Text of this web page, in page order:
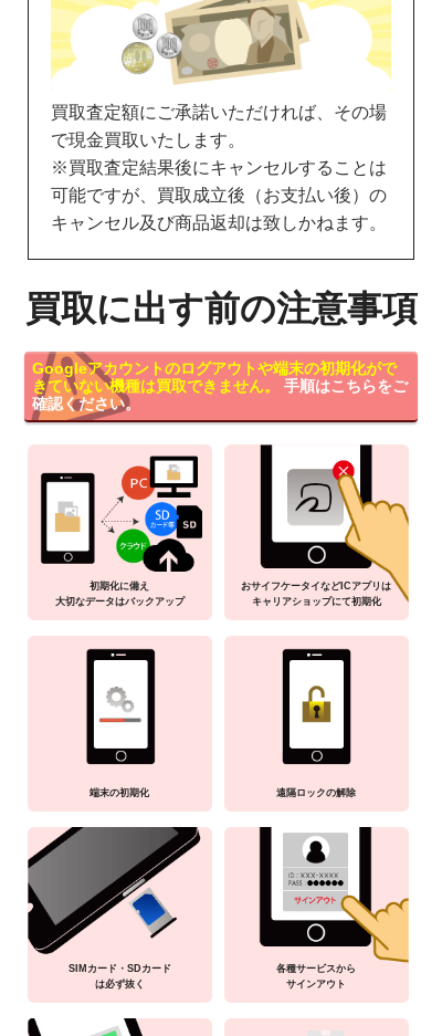
買取査定額にご承諾いただければ、その場
で現金買取いたします。
※買取査定結果後にキャンセルすることは
可能ですが、買取成立後（お支払い後）の
キャンセル及び商品返却は致しかねます。
買取に出す前の注意事項
Googleアカウントのログアウトや端末の初期化がで
きていない機種は買取できません。
手順はこちらをご
確認ください。
初期化に備え
大切なデータはバックアップ
おサイフケータイなどICアプリは
キャリアショップにて初期化
端末の初期化 遠隔ロックの解除
SIMカード・SDカード
は必ず抜く
各種サービスから
サインアウト